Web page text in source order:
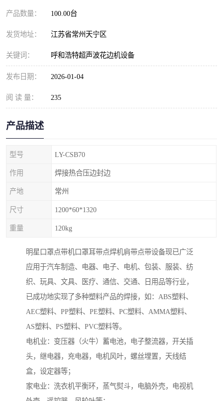
产品数量： 100.00台
发货地址： 江苏省常州天宁区
关键词： 呼和浩特超声波花边机设备
发布日期： 2026-01-04
阅 读 量： 235
产品描述
型号 LY-CSB70
作用 焊接热合压边封边
产地 常州
尺寸 1200*60*1320
重量 120kg
明星口罩点带机口罩耳带点焊机肩带点带设备现已广泛
应用于汽车制造、电器、电子、电机、包装、服装、纺
织、玩具、文具、医疗、通信、交通、日用品等行业，
已成功地实现了多种塑料产品的焊接，如：ABS塑料、
AEC塑料、PP塑料、PE塑料、PC塑料、AMMA塑料、
AS塑料、PS塑料、PVC塑料等。
电机业：变压器（火牛）蓄电池，电子整流器，开关插
头，继电器，充电器，电机风叶，螺丝埋置，天线结
盒，设定器等；
家电业：洗衣机平衡环，蒸气熨斗，电脑外壳，电视机